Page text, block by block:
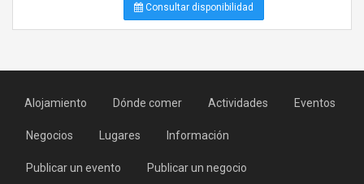
Consultar disponibilidad
Alojamiento Dónde comer Actividades Eventos
Negocios Lugares Información
Publicar un evento Publicar un negocio